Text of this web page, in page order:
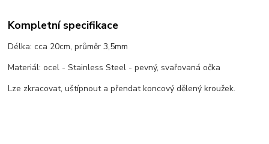
Kompletní specifikace
Délka: cca 20cm, průměr 3,5mm
Materiál: ocel - Stainless Steel - pevný, svařovaná očka
Lze zkracovat, uštípnout a přendat koncový dělený kroužek.